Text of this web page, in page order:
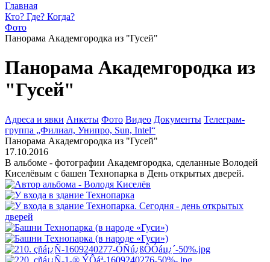
Главная
Кто? Где? Когда?
Фото
Панорама Академгородка из "Гусей"
Панорама Академгородка из
"Гусей"
Адреса и явки Анкеты Фото Видео Документы Телеграм-
группа „Филиал, Унипро, Sun, Intel“
Панорама Академгородка из "Гусей"
17.10.2016
В альбоме - фотографии Академгородка, сделанные Володей
Киселёвым с башен Технопарка в День открытых дверей.